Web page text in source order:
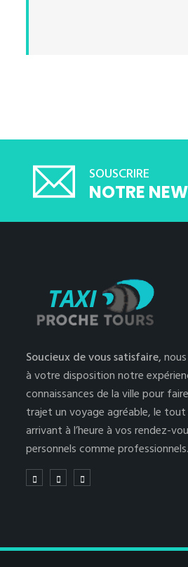
SOUSCRIRE
NOTRE
Soucieux de vous satisfaire,
à votre disposition notre
connaissances de la ville pour
trajet un voyage agréable, le tout
arrivant à l’heure à vos rendez-
personnels comme professionnels.